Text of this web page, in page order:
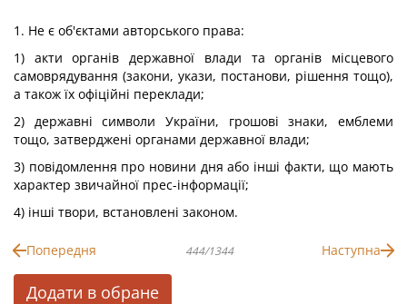
1. Не є об'єктами авторського права:
1) акти органів державної влади та органів місцевого
самоврядування (закони, укази, постанови, рішення тощо),
а також їх офіційні переклади;
2) державні символи України, грошові знаки, емблеми
тощо, затверджені органами державної влади;
3) повідомлення про новини дня або інші факти, що мають
характер звичайної прес-інформації;
4) інші твори, встановлені законом.
Попередня 444/1344 Наступна
Додати в обране